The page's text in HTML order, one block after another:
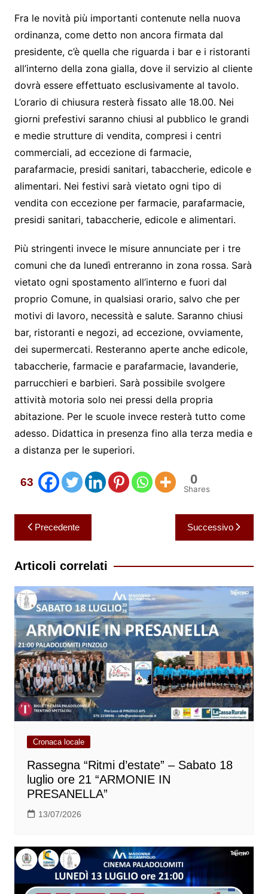
Fra le novità più importanti contenute nella nuova
ordinanza, come detto non ancora firmata dal
presidente, c’è quella che riguarda i bar e i ristoranti
all’interno della zona gialla, dove il servizio al cliente
dovrà essere effettuato esclusivamente al tavolo.
L’orario di chiusura resterà fissato alle 18.00. Nei
giorni prefestivi saranno chiusi al pubblico le grandi
e medie strutture di vendita, compresi i centri
commerciali, ad eccezione di farmacie,
parafarmacie, presidi sanitari, tabaccherie, edicole e
alimentari. Nei festivi sarà vietato ogni tipo di
vendita con eccezione per farmacie, parafarmacie,
presidi sanitari, tabaccherie, edicole e alimentari.
Più stringenti invece le misure annunciate per i tre
comuni che da lunedì entreranno in zona rossa. Sarà
vietato ogni spostamento all’interno e fuori dal
proprio Comune, in qualsiasi orario, salvo che per
motivi di lavoro, necessità e salute. Saranno chiusi
bar, ristoranti e negozi, ad eccezione, ovviamente,
dei supermercati. Resteranno aperte anche edicole,
tabaccherie, farmacie e parafarmacie, lavanderie,
parrucchieri e barbieri. Sarà possibile svolgere
attività motoria solo nei pressi della propria
abitazione. Per le scuole invece resterà tutto come
adesso. Didattica in presenza fino alla terza media e
a distanza per le superiori.
63 0
Shares
Navigazione
articoli
Precedente Successivo
Articoli correlati
Cronaca locale
Rassegna “Ritmi d’estate” – Sabato 18
luglio ore 21 “ARMONIE IN
PRESANELLA”
13/07/2026